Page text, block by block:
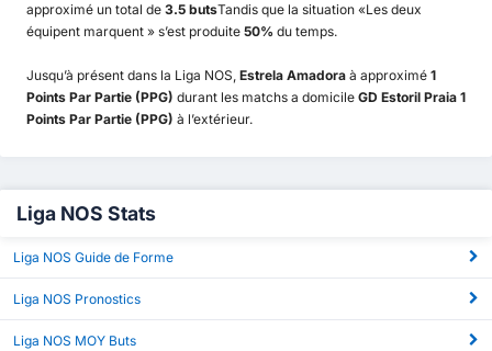
approximé un total de 3.5 butsTandis que la situation «Les deux
équipent marquent » s’est produite 50% du temps.
Jusqu’à présent dans la Liga NOS, Estrela Amadora à approximé 1
Points Par Partie (PPG) durant les matchs a domicile GD Estoril Praia 1
Points Par Partie (PPG) à l’extérieur.
Liga NOS Stats
Liga NOS Guide de Forme
Liga NOS Pronostics
Liga NOS MOY Buts